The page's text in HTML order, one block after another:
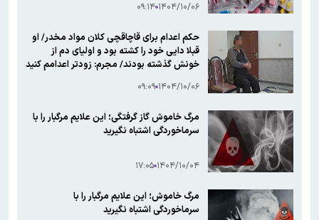
۱۴۰۴/۱۰/۰۶ ۰۹:۱۴
حکم اعدام برای قاچاقچی کلان مواد مخدر/ او
قبلا دایی خود را کشته بود و اولیای دم از
خونش گذشته بودند/ مجرم: زودتر اعدامم کنید
۱۴۰۴/۱۰/۰۶ ۰۹:۰۹
مرگ خاموش گاز گرفتگی؛ این علایم مرگبار را با
سرماخوردگی اشتباه نگیرید
۱۴۰۴/۱۰/۰۴ ۱۷:۰۵
مرگ خاموش؛ این علایم مرگبار را با
سرماخوردگی اشتباه نگیرید